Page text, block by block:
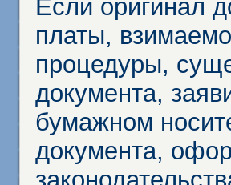
Если оригинал
платы,
процедуры,
документа,
бумажном
документа,